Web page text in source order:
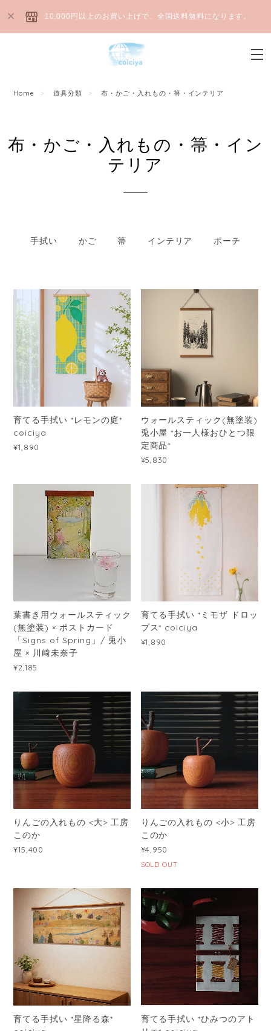
10,000円以上のお買い上げで、全国送料無料になります。
Home 道具分類 布・かご・入れもの・箒・インテリア
布・かご・入れもの・箒・イン
テリア
手拭い かご 箒 インテリア ポーチ
育てる手拭い *レモンの庭*
coiciya
¥1,890
ウォールスティック(無塗装)
兎小屋 *お一人様おひとつ限
定商品*
¥5,830
葉書き用ウォールスティック
(無塗装) × ポストカード
「Signs of Spring」/ 兎小
屋 × 川﨑未奈子
¥2,185
育てる手拭い *ミモザ ドロッ
プス* coiciya
¥1,890
りんごの入れもの <大> 工房
このか
¥15,400
りんごの入れもの <小> 工房
このか
¥4,950
SOLD OUT
育てる手拭い *星降る森*
育てる手拭い *ひみつのアト